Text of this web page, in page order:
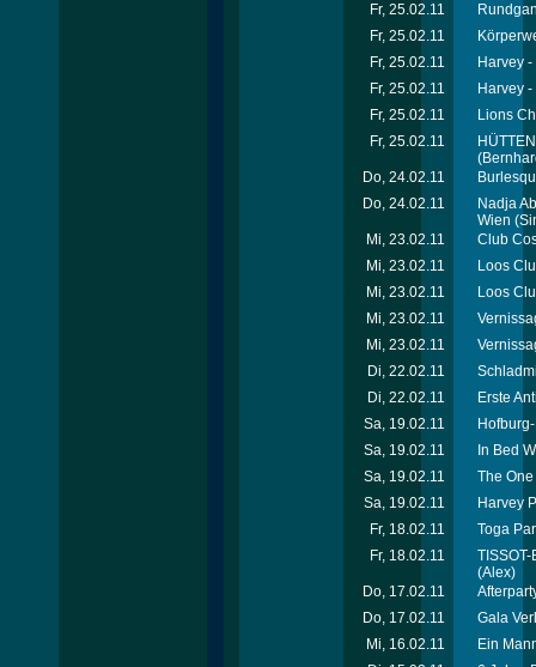
Fr, 25.02.11
Fr, 25.02.11
Fr, 25.02.11
Harvey
Fr, 25.02.11
Harvey
Fr, 25.02.11
Lions
Fr, 25.02.11
Do, 24.02.11
Do, 24.02.11
Nadja
Wien
Mi, 23.02.11
Club
Mi, 23.02.11
Loos
Mi, 23.02.11
Loos
Mi, 23.02.11
Mi, 23.02.11
Di, 22.02.11
Di, 22.02.11
Erste
Sa, 19.02.11
Sa, 19.02.11
In Bed
Sa, 19.02.11
The
Sa, 19.02.11
Harvey
Fr, 18.02.11
Toga
Fr, 18.02.11
(Alex)
Do, 17.02.11
Do, 17.02.11
Gala
Mi, 16.02.11
Ein